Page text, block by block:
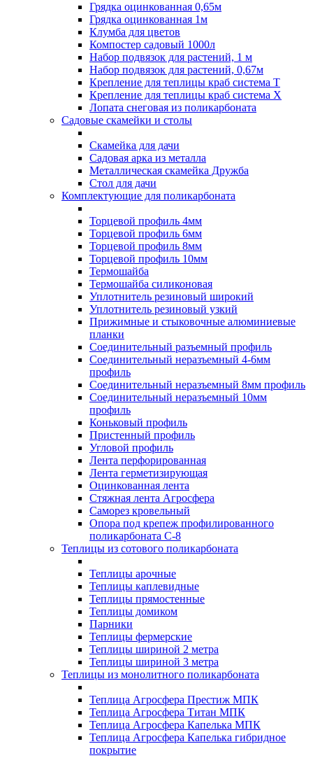
Грядка оцинкованная 0,65м
Грядка оцинкованная 1м
Клумба для цветов
Компостер садовый 1000л
Набор подвязок для растений, 1 м
Набор подвязок для растений, 0,67м
Крепление для теплицы краб система Т
Крепление для теплицы краб система Х
Лопата снеговая из поликарбоната
Садовые скамейки и столы
Скамейка для дачи
Садовая арка из металла
Металлическая скамейка Дружба
Стол для дачи
Комплектующие для поликарбоната
Торцевой профиль 4мм
Торцевой профиль 6мм
Торцевой профиль 8мм
Торцевой профиль 10мм
Термошайба
Термошайба силиконовая
Уплотнитель резиновый широкий
Уплотнитель резиновый узкий
Прижимные и стыковочные алюминиевые
планки
Соединительный разъемный профиль
Соединительный неразъемный 4-6мм
профиль
Соединительный неразъемный 8мм профиль
Соединительный неразъемный 10мм
профиль
Коньковый профиль
Пристенный профиль
Угловой профиль
Лента перфорированная
Лента герметизирующая
Оцинкованная лента
Стяжная лента Агросфера
Саморез кровельный
Опора под крепеж профилированного
поликарбоната С-8
Теплицы из сотового поликарбоната
Теплицы арочные
Теплицы каплевидные
Теплицы прямостенные
Теплицы домиком
Парники
Теплицы фермерские
Теплицы шириной 2 метра
Теплицы шириной 3 метра
Теплицы из монолитного поликарбоната
Теплица Агросфера Престиж МПК
Теплица Агросфера Титан МПК
Теплица Агросфера Капелька МПК
Теплица Агросфера Капелька гибридное
покрытие